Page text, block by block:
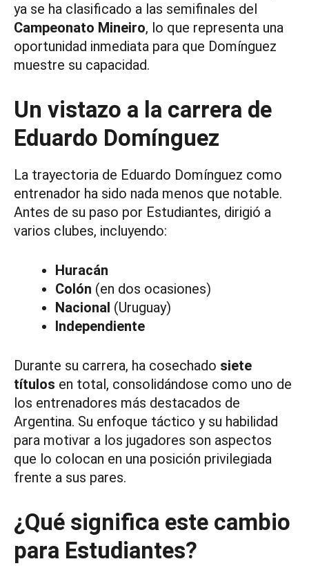
ya se ha clasificado a las semifinales del
Campeonato Mineiro, lo que representa una
oportunidad inmediata para que Domínguez
muestre su capacidad.
Un vistazo a la carrera de
Eduardo Domínguez
La trayectoria de Eduardo Domínguez como
entrenador ha sido nada menos que notable.
Antes de su paso por Estudiantes, dirigió a
varios clubes, incluyendo:
Huracán
Colón (en dos ocasiones)
Nacional (Uruguay)
Independiente
Durante su carrera, ha cosechado siete
títulos en total, consolidándose como uno de
los entrenadores más destacados de
Argentina. Su enfoque táctico y su habilidad
para motivar a los jugadores son aspectos
que lo colocan en una posición privilegiada
frente a sus pares.
¿Qué significa este cambio
para Estudiantes?